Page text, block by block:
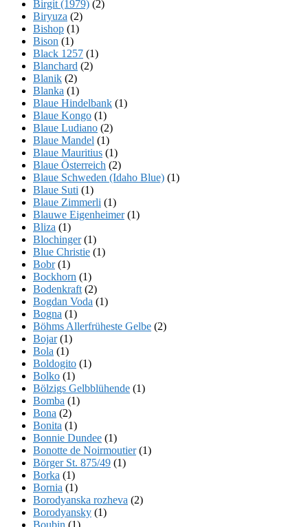
Birgit (1979) (2)
Biryuza (2)
Bishop (1)
Bison (1)
Black 1257 (1)
Blanchard (2)
Blanik (2)
Blanka (1)
Blaue Hindelbank (1)
Blaue Kongo (1)
Blaue Ludiano (2)
Blaue Mandel (1)
Blaue Mauritius (1)
Blaue Österreich (2)
Blaue Schweden (Idaho Blue) (1)
Blaue Suti (1)
Blaue Zimmerli (1)
Blauwe Eigenheimer(1)
Bliza (1)
Blochinger(1)
Blue Christie (1)
Bobr(1)
Bockhorn (1)
Bodenkraft (2)
Bogdan Voda (1)
Bogna (1)
Böhms Allerfrüheste Gelbe (2)
Bojar(1)
Bola (1)
Boldogito (1)
Bolko (1)
Bölzigs Gelbblühende (1)
Bomba (1)
Bona (2)
Bonita (1)
Bonnie Dundee (1)
Bonotte de Noirmoutier(1)
Börger St. 875/49 (1)
Borka (1)
Bornia (1)
Borodyanska rozheva (2)
Borodyansky (1)
Boubin (1)